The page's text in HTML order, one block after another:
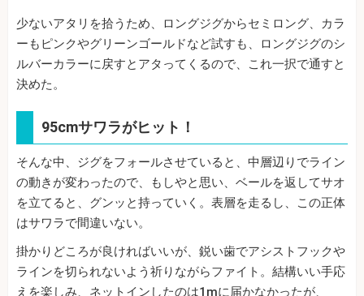
少ないアタリを拾うため、ロングジグからセミロング、カラ
ーもピンクやグリーンゴールドなど試すも、ロングジグのシ
ルバーカラーに戻すとアタってくるので、これ一択で通すと
決めた。
95cmサワラがヒット！
そんな中、ジグをフォールさせていると、中層辺りでライン
の動きが変わったので、もしやと思い、ベールを返してサオ
を立てると、グンッと持っていく。表層を走るし、この正体
はサワラで間違いない。
掛かりどころが良ければいいが、鋭い歯でアシストフックや
ラインを切られないよう祈りながらファイト。結構いい手応
えを楽しみ、ネットインしたのは1mに届かなかったが、